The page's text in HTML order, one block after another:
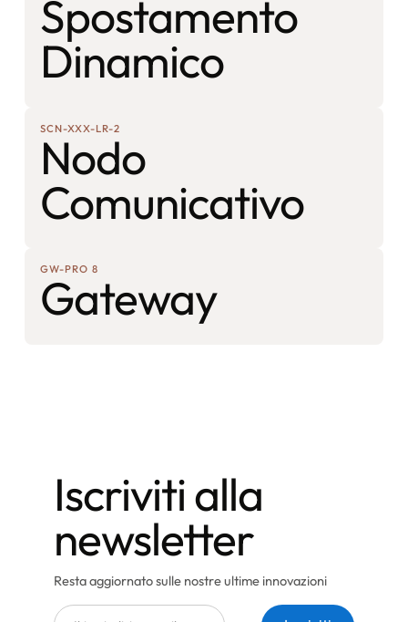
Spostamento
Dinamico
SCN-XXX-LR-2
Nodo
Comunicativo
GW-PRO 8
Gateway
Iscriviti alla
newsletter
Resta aggiornato sulle nostre ultime innovazioni